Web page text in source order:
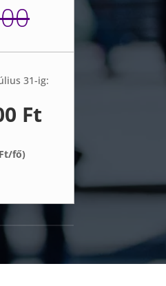
31-ig:
Ft
fő)